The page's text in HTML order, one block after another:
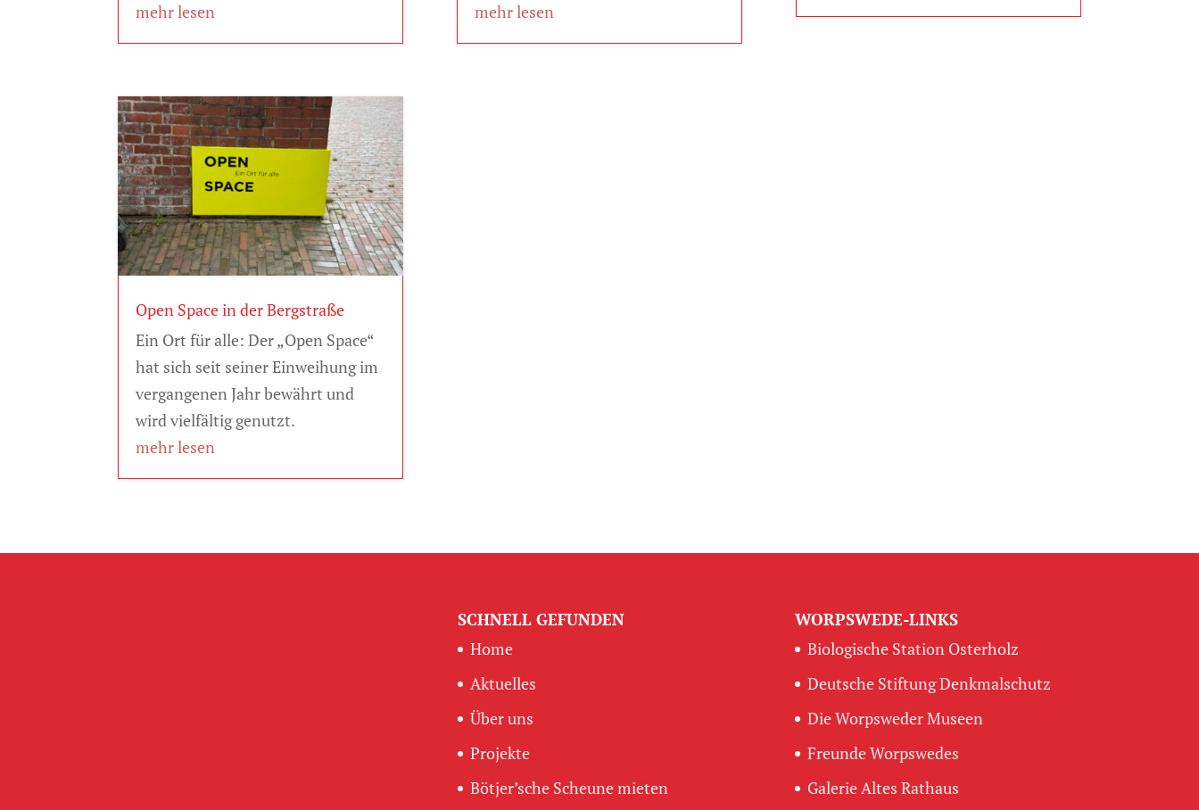
mehr lesen
Open Space in der Bergstraße
Ein Ort für alle: Der „Open Space“
hat sich seit seiner Einweihung im
vergangenen Jahr bewährt und
wird vielfältig genutzt.
mehr lesen
mehr lesen
SCHNELL GEFUNDEN
Home
Aktuelles
Über uns
Projekte
Bötjer’sche Scheune mieten
WORPSWEDE-LINKS
Biologische Station Osterholz
Deutsche Stiftung Denkmalschutz
Die Worpsweder Museen
Freunde Worpswedes
Galerie Altes Rathaus